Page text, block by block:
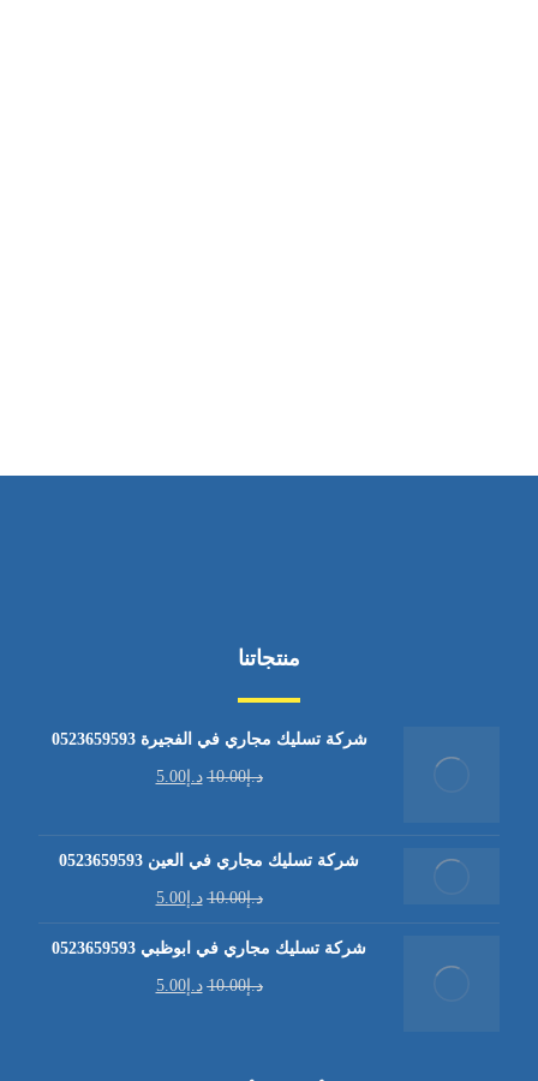
منتجاتنا
شركة تسليك مجاري في الفجيرة 0523659593
د.إ10.00 د.إ5.00
شركة تسليك مجاري في العين 0523659593
د.إ10.00 د.إ5.00
شركة تسليك مجاري في ابوظبي 0523659593
د.إ10.00 د.إ5.00